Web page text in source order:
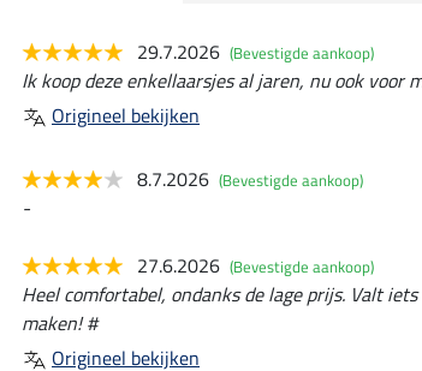
29.7.2026 (Bevestigde aankoop)
Ik koop deze enkellaarsjes al jaren, nu ook
Origineel bekijken
8.7.2026 (Bevestigde aankoop)
-
27.6.2026 (Bevestigde aankoop)
Heel comfortabel, ondanks de lage prijs. Valt
maken! #
Origineel bekijken